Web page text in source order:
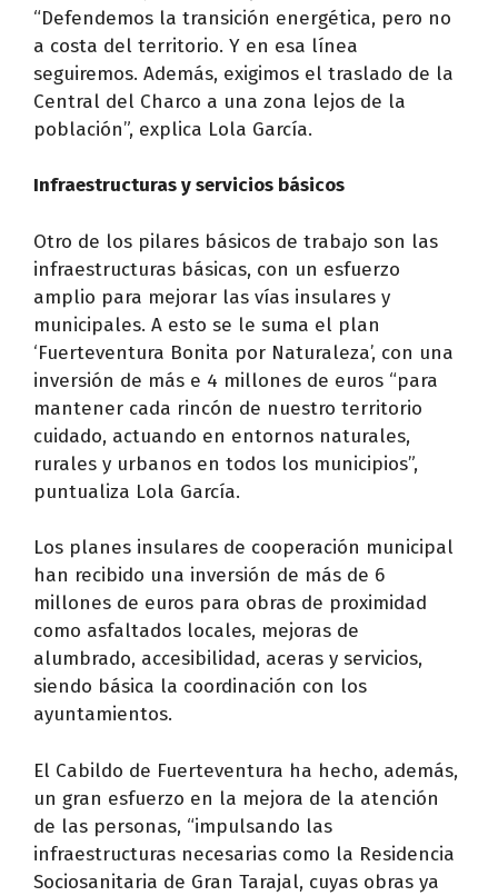
“Defendemos la transición energética, pero no
a costa del territorio. Y en esa línea
seguiremos. Además, exigimos el traslado de la
Central del Charco a una zona lejos de la
población”, explica Lola García.
Infraestructuras y servicios básicos
Otro de los pilares básicos de trabajo son las
infraestructuras básicas, con un esfuerzo
amplio para mejorar las vías insulares y
municipales. A esto se le suma el plan
‘Fuerteventura Bonita por Naturaleza’, con una
inversión de más e 4 millones de euros “para
mantener cada rincón de nuestro territorio
cuidado, actuando en entornos naturales,
rurales y urbanos en todos los municipios”,
puntualiza Lola García.
Los planes insulares de cooperación municipal
han recibido una inversión de más de 6
millones de euros para obras de proximidad
como asfaltados locales, mejoras de
alumbrado, accesibilidad, aceras y servicios,
siendo básica la coordinación con los
ayuntamientos.
El Cabildo de Fuerteventura ha hecho, además,
un gran esfuerzo en la mejora de la atención
de las personas, “impulsando las
infraestructuras necesarias como la Residencia
Sociosanitaria de Gran Tarajal, cuyas obras ya